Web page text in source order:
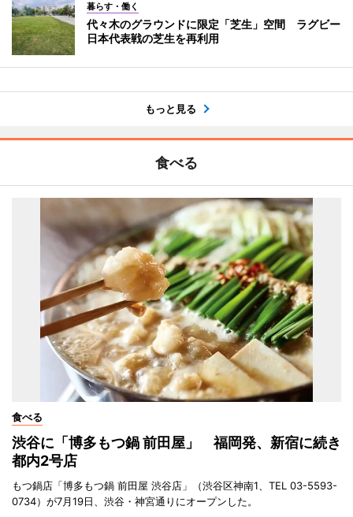
暮らす・働く
代々木のグラウンドに限定「芝生」空間 ラグビー
日本代表戦の芝生を再利用
もっと見る
食べる
食べる
渋谷に「博多もつ鍋 前田屋」 福岡発、新宿に続き
都内2号店
もつ鍋店「博多もつ鍋 前田屋 渋谷店」（渋谷区神南1、TEL 03-5593-
0734）が7月19日、渋谷・神宮通りにオープンした。